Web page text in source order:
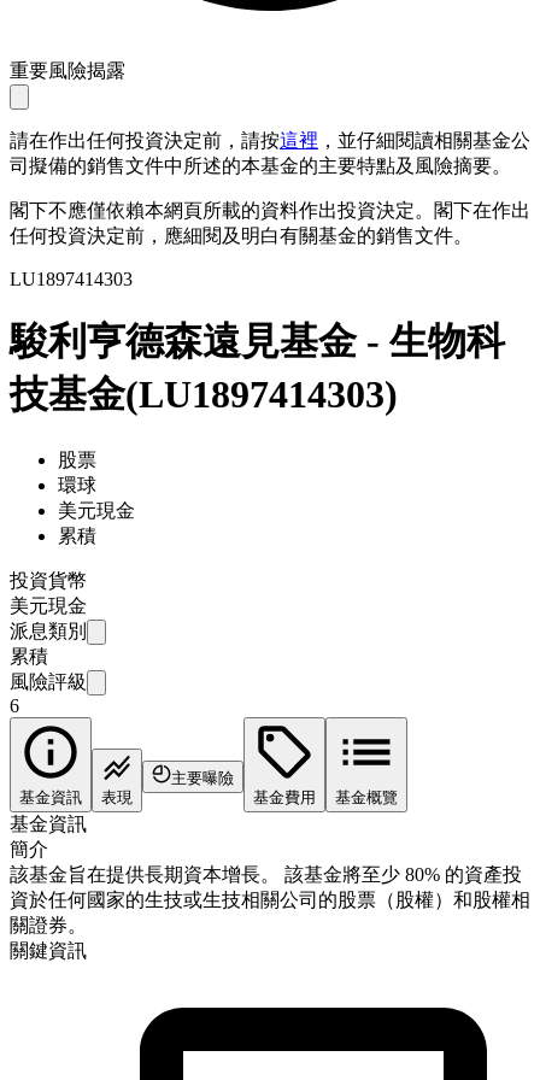
重要風險揭露
請在作出任何投資決定前，請按這裡 ，並仔細閱讀相關基金公
司擬備的銷售文件中所述的本基金的主要特點及風險摘要。
閣下不應僅依賴本網頁所載的資料作出投資決定。閣下在作出
任何投資決定前，應細閱及明白有關基金的銷售文件。
LU1897414303
駿利亨德森遠見基金 - 生物科
技基金(LU1897414303)
股票
環球
美元現金
累積
投資貨幣
美元現金
派息類別
累積
風險評級
6
基金資訊 表現
主要曝險
基金費用
基金概覽
基金資訊
簡介
該基金旨在提供長期資本增長。 該基金將至少 80% 的資產投
資於任何國家的生技或生技相關公司的股票（股權）和股權相
關證券。
關鍵資訊